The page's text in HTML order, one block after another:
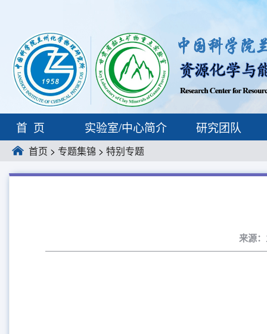
首页 实验室/中心简介 研究团队
首页 > 专题集锦 > 特别专题
来源